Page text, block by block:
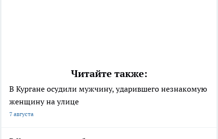
Читайте также:
В Кургане осудили мужчину, ударившего незнакомую
женщину на улице
7 августа